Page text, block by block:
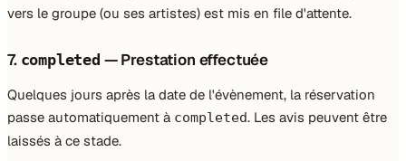
vers le groupe (ou ses artistes) est mis en file d'attente.
7. completed — Prestation effectuée
Quelques jours après la date de l'évènement, la réservation
passe automatiquement à completed. Les avis peuvent être
laissés à ce stade.